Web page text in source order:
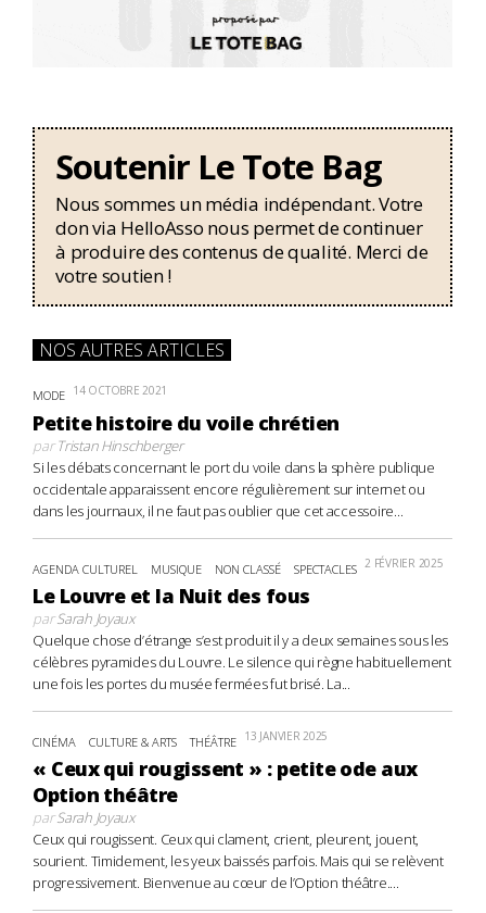
Soutenir Le Tote Bag
Nous sommes un média indépendant. Votre
don via HelloAsso nous permet de continuer
à produire des contenus de qualité. Merci de
votre soutien !
NOS AUTRES ARTICLES
MODE 14 OCTOBRE 2021
Petite histoire du voile chrétien
parTristan Hinschberger
Si les débats concernant le port du voile dans la sphère publique
occidentale apparaissent encore régulièrement sur internet ou
dans les journaux, il ne faut pas oublier que cet accessoire...
AGENDA CULTUREL MUSIQUE NON CLASSÉ SPECTACLES 2 FÉVRIER 2025
Le Louvre et la Nuit des fous
parSarah Joyaux
Quelque chose d’étrange s’est produit il y a deux semaines sous les
célèbres pyramides du Louvre. Le silence qui règne habituellement
une fois les portes du musée fermées fut brisé. La...
CINÉMA CULTURE & ARTS THÉÂTRE 13 JANVIER 2025
« Ceux qui rougissent » : petite ode aux
Option théâtre
parSarah Joyaux
Ceux qui rougissent. Ceux qui clament, crient, pleurent, jouent,
sourient. Timidement, les yeux baissés parfois. Mais qui se relèvent
progressivement. Bienvenue au cœur de l’Option théâtre....